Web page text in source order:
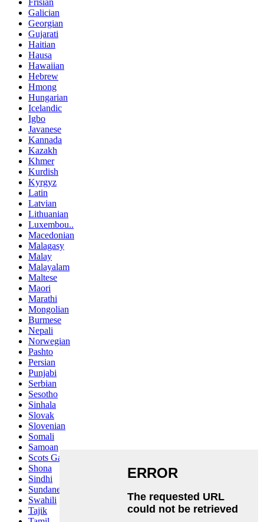
Frisian
Galician
Georgian
Gujarati
Haitian
Hausa
Hawaiian
Hebrew
Hmong
Hungarian
Icelandic
Igbo
Javanese
Kannada
Kazakh
Khmer
Kurdish
Kyrgyz
Latin
Latvian
Lithuanian
Luxembou..
Macedonian
Malagasy
Malay
Malayalam
Maltese
Maori
Marathi
Mongolian
Burmese
Nepali
Norwegian
Pashto
Persian
Punjabi
Serbian
Sesotho
Sinhala
Slovak
Slovenian
Somali
Samoan
Scots Gaelic
Shona
Sindhi
Sundanese
Swahili
Tajik